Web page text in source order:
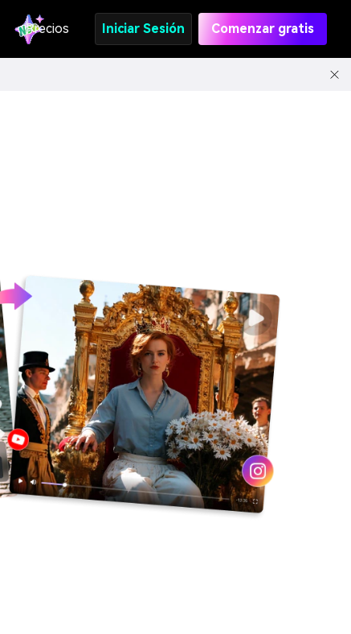
Precios Iniciar Sesión Comenzar gratis